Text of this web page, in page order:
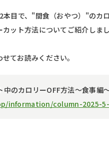
本目で、"間食（おやつ）"のカ
ット方法についてご紹介しまし
てお読みください。
のカロリーOFF方法〜食事編
information/column-2025-